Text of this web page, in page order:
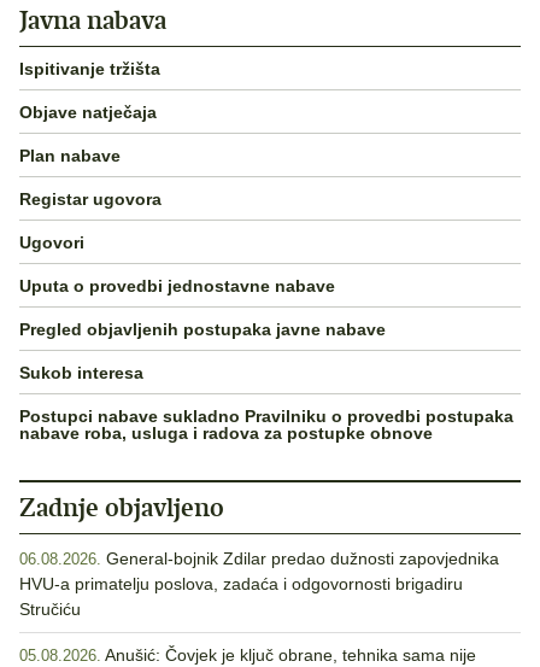
Javna nabava
Ispitivanje tržišta
Objave natječaja
Plan nabave
Registar ugovora
Ugovori
Uputa o provedbi jednostavne nabave
Pregled objavljenih postupaka javne nabave
Sukob interesa
Postupci nabave sukladno Pravilniku o provedbi postupaka
nabave roba, usluga i radova za postupke obnove
Zadnje objavljeno
06.08.2026. General-bojnik Zdilar predao dužnosti zapovjednika
HVU-a primatelju poslova, zadaća i odgovornosti brigadiru
Stručiću
05.08.2026. Anušić: Čovjek je ključ obrane, tehnika sama nije